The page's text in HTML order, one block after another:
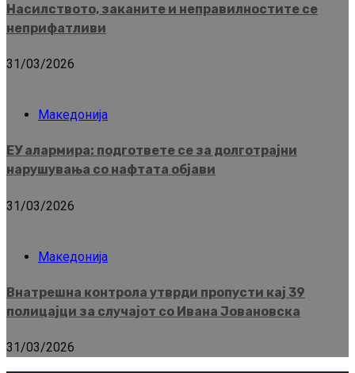
Насилството, заканите и неправилностите се
неприфатливи
31/03/2026
Македонија
ЕУ алармира: подгответе се за долготрајни
нарушувања со нафтата објави
31/03/2026
Македонија
Внатрешна контрола утврди пропусти кај 39
полицајци за случајот со Ивана Јовановска
31/03/2026